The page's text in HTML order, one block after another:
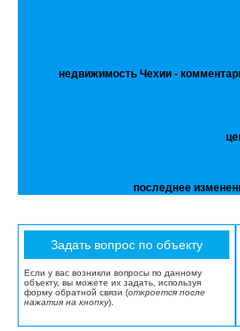
недвижимость Чехии -
последнее
Если у вас возникли вопросы по данному
объекту, вы можете их задать, используя
форму обратной связи (откроется после
нажатия на кнопку).